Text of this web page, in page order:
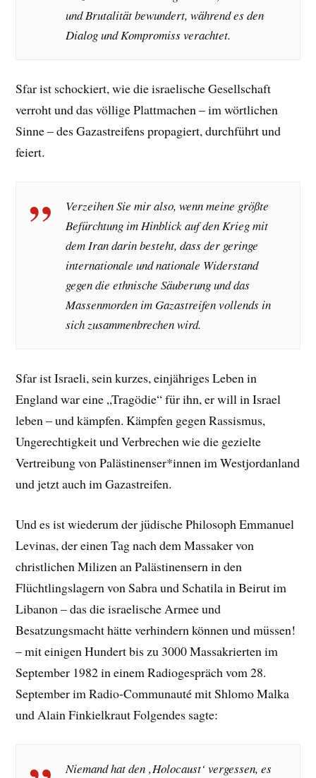
und Brutalität bewundert, während es den
Dialog und Kompromiss verachtet.
Sfar ist schockiert, wie die israelische Gesellschaft
verroht und das völlige Plattmachen – im wörtlichen
Sinne – des Gazastreifens propagiert, durchführt und
feiert.
Verzeihen Sie mir also, wenn meine größte
Befürchtung im Hinblick auf den Krieg mit
dem Iran darin besteht, dass der geringe
internationale und nationale Widerstand
gegen die ethnische Säuberung und das
Massenmorden im Gazastreifen vollends in
sich zusammenbrechen wird.
Sfar ist Israeli, sein kurzes, einjähriges Leben in
England war eine „Tragödie“ für ihn, er will in Israel
leben – und kämpfen. Kämpfen gegen Rassismus,
Ungerechtigkeit und Verbrechen wie die gezielte
Vertreibung von Palästinenser*innen im Westjordanland
und jetzt auch im Gazastreifen.
Und es ist wiederum der jüdische Philosoph Emmanuel
Levinas, der einen Tag nach dem Massaker von
christlichen Milizen an Palästinensern in den
Flüchtlingslagern von Sabra und Schatila in Beirut im
Libanon – das die israelische Armee und
Besatzungsmacht hätte verhindern können und müssen!
– mit einigen Hundert bis zu 3000 Massakrierten im
September 1982 in einem Radiogespräch vom 28.
September im Radio-Communauté mit Shlomo Malka
und Alain Finkielkraut Folgendes sagte:
Niemand hat den ‚Holocaust‘ vergessen, es